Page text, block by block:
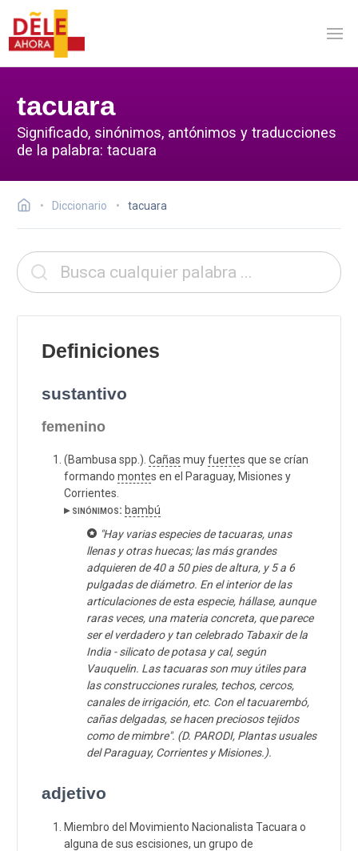
tacuara
Significado, sinónimos, antónimos y traducciones
de la palabra: tacuara
Diccionario tacuara
Definiciones
sustantivo
femenino
(Bambusa spp.). Cañas muyfuertes que se crían
formando montes en el Paraguay, Misiones y
Corrientes.
▸ sinónimos: bambú
"Hay varias especies de tacuaras, unas
llenas y otras huecas; las más grandes
adquieren de 40 a 50 pies de altura, y 5 a 6
pulgadas de diámetro. En el interior de las
articulaciones de esta especie, hállase, aunque
raras veces, una materia concreta, que parece
ser el verdadero y tan celebrado Tabaxir de la
India - silicato de potasa y cal, según
Vauquelin. Las tacuaras son muy útiles para
las construcciones rurales, techos, cercos,
canales de irrigación, etc. Con el tacuarembó,
cañas delgadas, se hacen preciosos tejidos
como de mimbre". (D. PARODI, Plantas usuales
del Paraguay, Corrientes y Misiones.).
adjetivo
Miembro del Movimiento Nacionalista Tacuara o
alguna de sus escisiones, un grupo de